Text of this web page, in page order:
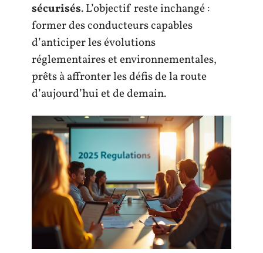
sécurisés. L’objectif reste inchangé :
former des conducteurs capables
d’anticiper les évolutions
réglementaires et environnementales,
prêts à affronter les défis de la route
d’aujourd’hui et de demain.